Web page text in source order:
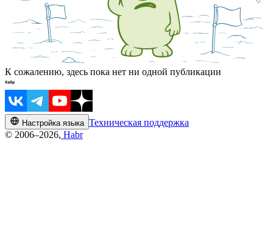
К сожалению, здесь пока нет ни одной публикации
Настройка языка Техническая поддержка
© 2006–2026, Habr